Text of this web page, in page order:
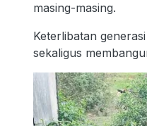
masing-masing.
Keterlibatan
sekaligus